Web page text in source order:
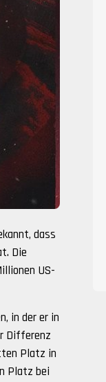
dass
Die
US-
in der er in
Differenz
Platz in
Platz bei